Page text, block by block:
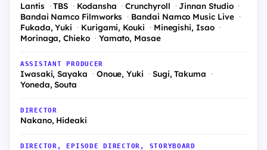
Lantis TBS Kodansha Crunchyroll
Jinnan Studio
Bandai Namco Filmworks
Bandai Namco Music Live
Fukada, Yuki
Kurigami, Kouki
Minegishi, Isao
Morinaga, Chieko
Yamato, Masae
ASSISTANT PRODUCER
Iwasaki, Sayaka Onoue, Yuki
Sugi, Takuma
Yoneda, Souta
DIRECTOR
Nakano, Hideaki
DIRECTOR, EPISODE DIRECTOR, STORYBOARD